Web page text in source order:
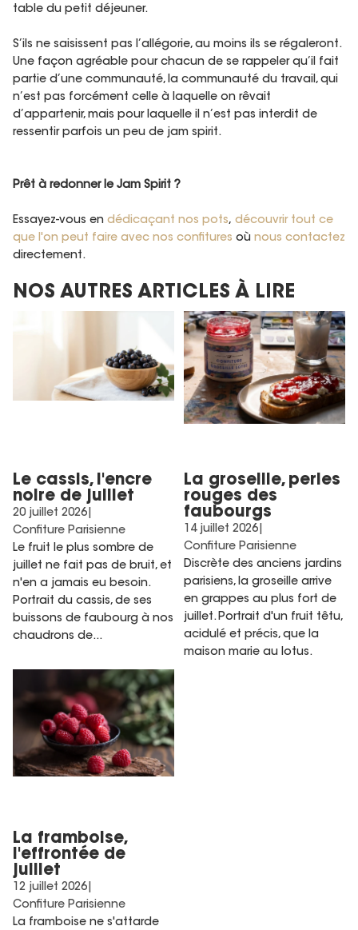
table du petit déjeuner.
S’ils ne saisissent pas l’allégorie, au moins ils se régaleront.
Une façon agréable pour chacun de se rappeler qu’il fait
partie d’une communauté, la communauté du travail, qui
n’est pas forcément celle à laquelle on rêvait
d’appartenir, mais pour laquelle il n’est pas interdit de
ressentir parfois un peu de jam spirit.
Prêt à redonner le Jam Spirit ?
Essayez-vous en dédicaçant nos pots, découvrir tout ce
que l'on peut faire avec nos confitures où nous contactez
directement.
NOS AUTRES ARTICLES À LIRE
Le cassis, l'encre
noire de juillet
20 juillet 2026|
Confiture Parisienne
Le fruit le plus sombre de
juillet ne fait pas de bruit, et
n'en a jamais eu besoin.
Portrait du cassis, de ses
buissons de faubourg à nos
chaudrons de...
La groseille, perles rouges
des faubourgs
La groseille, perles
rouges des
faubourgs
14 juillet 2026|
Confiture Parisienne
Discrète des anciens jardins
parisiens, la groseille arrive
en grappes au plus fort de
juillet. Portrait d'un fruit têtu,
acidulé et précis, que la
maison marie au lotus.
La framboise, l'effrontée de
juillet
La framboise,
l'effrontée de
juillet
12 juillet 2026|
Confiture Parisienne
La framboise ne s'attarde